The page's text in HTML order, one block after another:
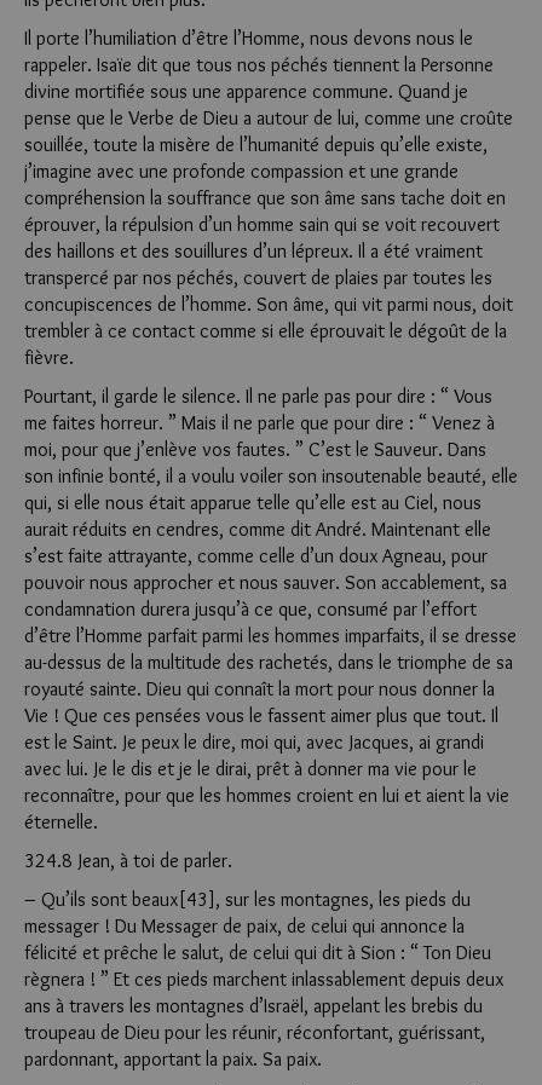
Il porte l’humiliation d’être l’Homme, nous devons nous le
rappeler. Isaïe dit que tous nos péchés tiennent la Personne
divine mortifiée sous une apparence commune. Quand je
pense que le Verbe de Dieu a autour de lui, comme une croûte
souillée, toute la misère de l’humanité depuis qu’elle existe,
j’imagine avec une profonde compassion et une grande
compréhension la souffrance que son âme sans tache doit en
éprouver, la répulsion d’un homme sain qui se voit recouvert
des haillons et des souillures d’un lépreux. Il a été vraiment
transpercé par nos péchés, couvert de plaies par toutes les
concupiscences de l’homme. Son âme, qui vit parmi nous, doit
trembler à ce contact comme si elle éprouvait le dégoût de la
fièvre.
Pourtant, il garde le silence. Il ne parle pas pour dire : “ Vous
me faites horreur. ” Mais il ne parle que pour dire : “ Venez à
moi, pour que j’enlève vos fautes. ” C’est le Sauveur. Dans
son infinie bonté, il a voulu voiler son insoutenable beauté, elle
qui, si elle nous était apparue telle qu’elle est au Ciel, nous
aurait réduits en cendres, comme dit André. Maintenant elle
s’est faite attrayante, comme celle d’un doux Agneau, pour
pouvoir nous approcher et nous sauver. Son accablement, sa
condamnation durera jusqu’à ce que, consumé par l’effort
d’être l’Homme parfait parmi les hommes imparfaits, il se dresse
au-dessus de la multitude des rachetés, dans le triomphe de sa
royauté sainte. Dieu qui connaît la mort pour nous donner la
Vie ! Que ces pensées vous le fassent aimer plus que tout. Il
est le Saint. Je peux le dire, moi qui, avec Jacques, ai grandi
avec lui. Je le dis et je le dirai, prêt à donner ma vie pour le
reconnaître, pour que les hommes croient en lui et aient la vie
éternelle.
324.8 Jean, à toi de parler.
– Qu’ils sont beaux[43], sur les montagnes, les pieds du
messager ! Du Messager de paix, de celui qui annonce la
félicité et prêche le salut, de celui qui dit à Sion : “ Ton Dieu
règnera ! ” Et ces pieds marchent inlassablement depuis deux
ans à travers les montagnes d’Israël, appelant les brebis du
troupeau de Dieu pour les réunir, réconfortant, guérissant,
pardonnant, apportant la paix. Sa paix.